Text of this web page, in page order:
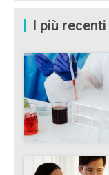
I più recenti